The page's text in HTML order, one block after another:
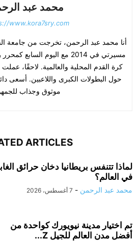
محمد عبد
www.kora7sry.com/
أنا محمد عبد الرحمن، تخرجت من جامعة
مسيرتي في 2014 مع اليوم
كرة القدم المحلية والعالمية. لاحقًا، عملت
حول البطولات الكبرى واللاعبين. أسعى
موثوق وجذاب
ARTICLES
لماذا تتنفس بريطانيا دخان حرائق
في العالم؟
محمد عبد الرحمن - 7 أغسطس، 2026
تم اختيار مدينة نيويورك كواحدة من
أفضل مدن العالم للجيل Z...